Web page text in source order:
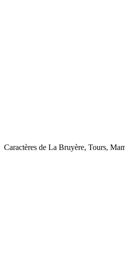
Caractères de La Bruyère, Tours,